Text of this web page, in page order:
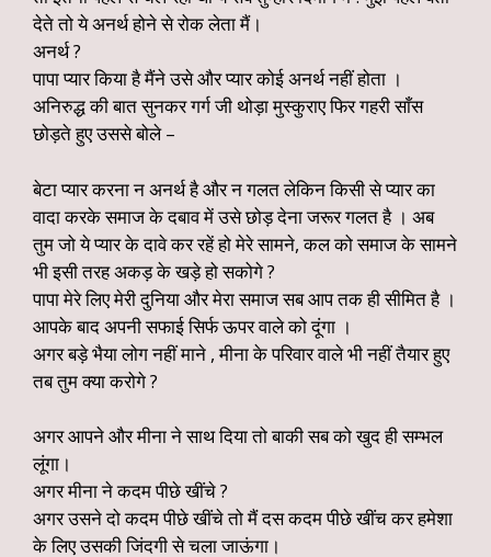
देते तो ये अनर्थ होने से रोक लेता मैं।
अनर्थ ?
पापा प्यार किया है मैंने उसे और प्यार कोई अनर्थ नहीं होता ।
अनिरुद्ध की बात सुनकर गर्ग जी थोड़ा मुस्कुराए फिर गहरी साँस
छोड़ते हुए उससे बोले –
बेटा प्यार करना न अनर्थ है और न गलत लेकिन किसी से प्यार का
वादा करके समाज के दबाव में उसे छोड़ देना जरूर गलत है । अब
तुम जो ये प्यार के दावे कर रहें हो मेरे सामने, कल को समाज के सामने
भी इसी तरह अकड़ के खड़े हो सकोगे ?
पापा मेरे लिए मेरी दुनिया और मेरा समाज सब आप तक ही सीमित है ।
आपके बाद अपनी सफाई सिर्फ ऊपर वाले को दूंगा ।
अगर बड़े भैया लोग नहीं माने , मीना के परिवार वाले भी नहीं तैयार हुए
तब तुम क्या करोगे ?
अगर आपने और मीना ने साथ दिया तो बाकी सब को खुद ही सम्भल
लूंगा।
अगर मीना ने कदम पीछे खींचे ?
अगर उसने दो कदम पीछे खींचे तो मैं दस कदम पीछे खींच कर हमेशा
के लिए उसकी जिंदगी से चला जाऊंगा।